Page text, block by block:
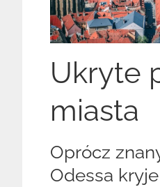
Ukryte
miasta
Oprócz
Odessa